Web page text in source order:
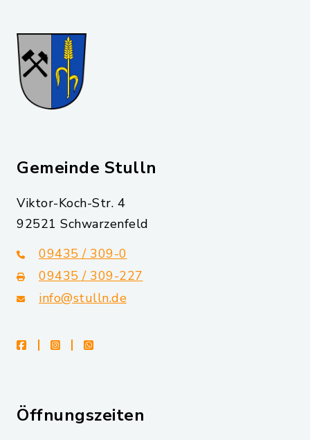
Gemeinde Stulln
Viktor-Koch-Str. 4
92521 Schwarzenfeld
09435 / 309-0
09435 / 309-227
info@stulln.de
facebookinstagramwhatsapp
Öffnungszeiten